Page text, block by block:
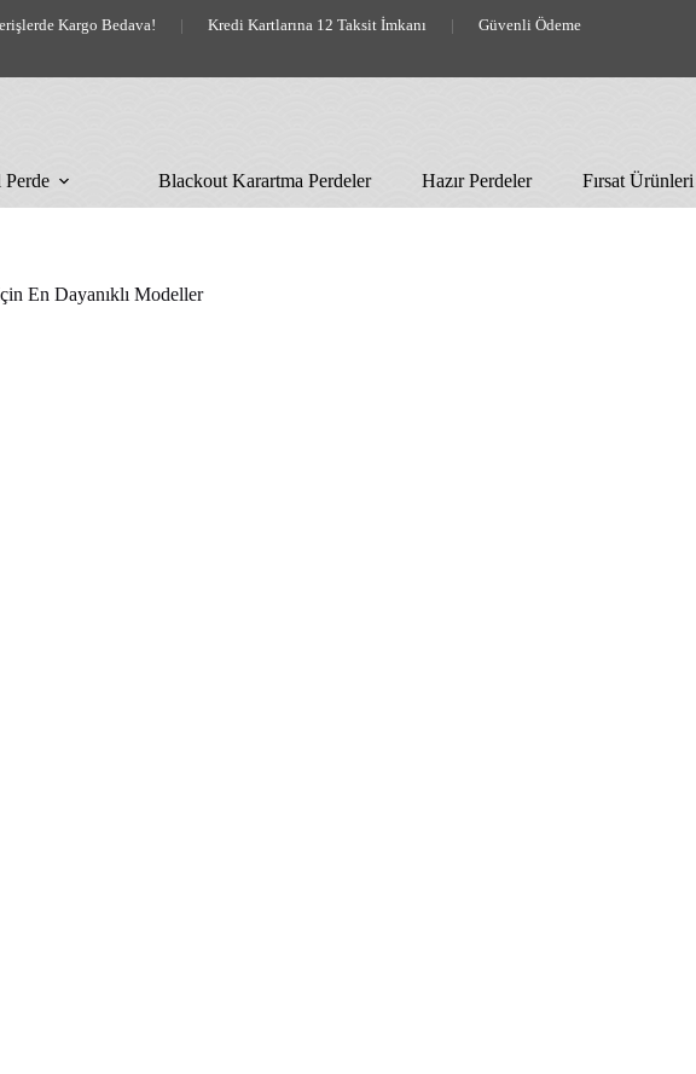
Kargo Bedava! | Kredi Kartlarına 12 Taksit İmkanı | Güvenli Ödeme
Blackout Karartma Perdeler Hazır Perdeler Fırsat Ürünleri
En Dayanıklı Modeller